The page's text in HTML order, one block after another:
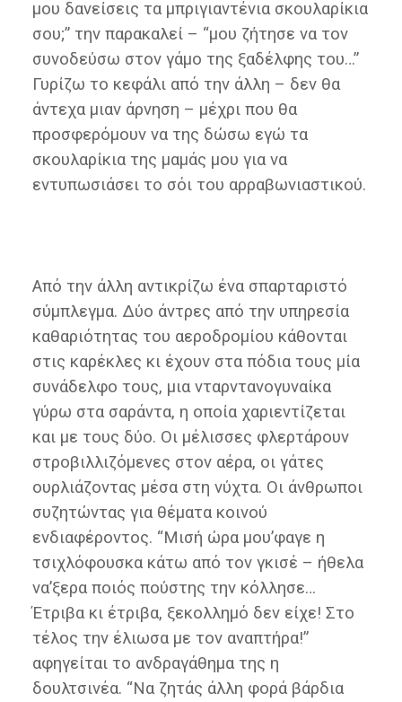
μου δανείσεις τα μπριγιαντένια σκουλαρίκια
σου;” την παρακαλεί – “μου ζήτησε να τον
συνοδεύσω στον γάμο της ξαδέλφης του…”
Γυρίζω το κεφάλι από την άλλη – δεν θα
άντεχα μιαν άρνηση – μέχρι που θα
προσφερόμουν να της δώσω εγώ τα
σκουλαρίκια της μαμάς μου για να
εντυπωσιάσει το σόι του αρραβωνιαστικού.
Από την άλλη αντικρίζω ένα σπαρταριστό
σύμπλεγμα. Δύο άντρες από την υπηρεσία
καθαριότητας του αεροδρομίου κάθονται
στις καρέκλες κι έχουν στα πόδια τους μία
συνάδελφο τους, μια νταρντανογυναίκα
γύρω στα σαράντα, η οποία χαριεντίζεται
και με τους δύο. Οι μέλισσες φλερτάρουν
στροβιλλιζόμενες στον αέρα, οι γάτες
ουρλιάζοντας μέσα στη νύχτα. Οι άνθρωποι
συζητώντας για θέματα κοινού
ενδιαφέροντος. “Μισή ώρα μου’φαγε η
τσιχλόφουσκα κάτω από τον γκισέ – ήθελα
να’ξερα ποιός πούστης την κόλλησε…
Έτριβα κι έτριβα, ξεκολλημό δεν είχε! Στο
τέλος την έλιωσα με τον αναπτήρα!”
αφηγείται το ανδραγάθημα της η
δουλτσινέα. “Να ζητάς άλλη φορά βάρδια